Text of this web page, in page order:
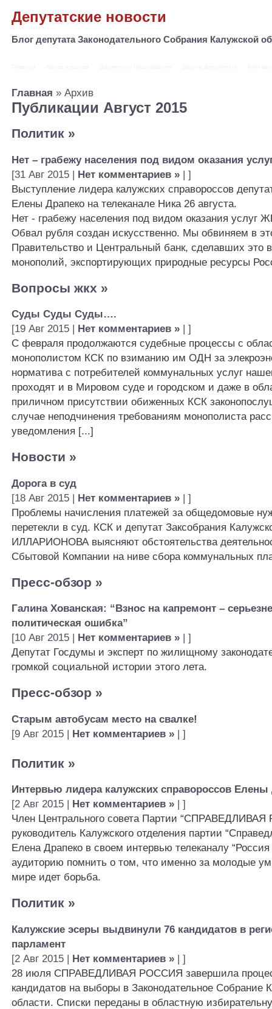
Депутатские новости
Блог депутата Законодательного Собрания Калужской
Главная » Архив
Публикации Август 2015
Политик »
Нет – грабежу населения под видом оказания
[31 Авг 2015 | Нет комментариев » | ]
Выступление лидера калужских справороссов
Елены Драпеко на телеканале Ника 26 августа.
Нет - грабежу населения под видом оказания услуг
Обвал рубля создан искусственно. Мы обвиняем в
Правительство и Центральный банк, сделавших это
монополий, экспортирующих природные ресурсы
Вопросы жкх »
Суды Суды Суды….
[19 Авг 2015 | Нет комментариев » | ]
С февраля продолжаются судебные процессы с
монополистом КСК по взиманию им ОДН за
норматива с потребителей коммунальных услуг
проходят и в Мировом суде и городском и даже в
приличном присутствии обиженных КСК
случае неподчинения требованиям монополиста
уведомления [...]
Новости »
Дорога в суд
[18 Авг 2015 | Нет комментариев » | ]
Проблемы начисления платежей за общедомовые
перетекли в суд. КСК и депутат Заксобрания
ИЛЛАРИОНОВА выясняют обстоятельства
Сбытовой Компании на ниве сбора коммунальных
Пресс-обзор »
Галина Хованская: “Взнос на капремонт –
политическая ошибка”
[10 Авг 2015 |
Нет комментариев » | ]
Депутат Госдумы и эксперт по жилищному
громкой социальной истории этого лета.
Пресс-обзор »
Старым автобусам место на свалке!
[9 Авг 2015 | Нет комментариев » | ]
Политик »
Интервью лидера калужских справороссов Елены
[2 Авг 2015 |
Нет комментариев » | ]
Член Центрального совета Партии
руководитель Калужского отделения партии
Елена Драпеко в своем интервью телеканалу “Россия
аудиторию помнить о том, что именно за молодые
мире идет борьба.
Политик »
Калужские эсеры выдвинули 76 кандидатов в
парламент
[2 Авг 2015 | Нет комментариев » | ]
28 июля СПРАВЕДЛИВАЯ РОССИЯ завершила
кандидатов на выборы в Законодательное Собрание
области. Списки переданы в областную